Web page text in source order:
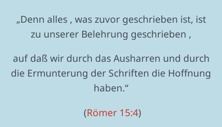
„Denn alles , was zuvor geschrieben ist, ist
zu unserer Belehrung geschrieben ,
auf daß wir durch das Ausharren und durch
die Ermunterung der Schriften die Hoffnung
haben.“
(Römer 15:4)